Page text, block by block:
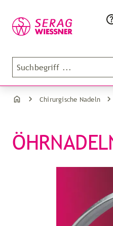
Chirurgische Nadeln